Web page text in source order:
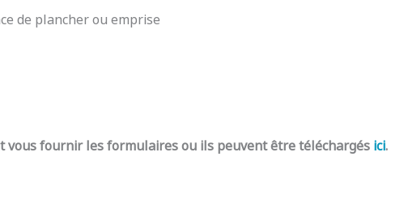
de plancher ou emprise
vous fournir les formulaires ou ils peuvent être téléchargés ici.